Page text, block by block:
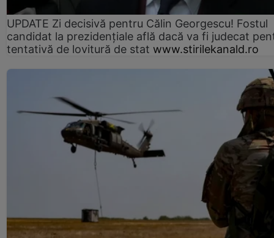
UPDATE Zi decisivă pentru Călin Georgescu! Fostul
candidat la prezidențiale află dacă va fi judecat
tentativă de lovitură de stat www.stirilekanald.ro